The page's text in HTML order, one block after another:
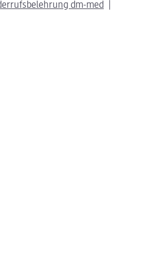
dm-med